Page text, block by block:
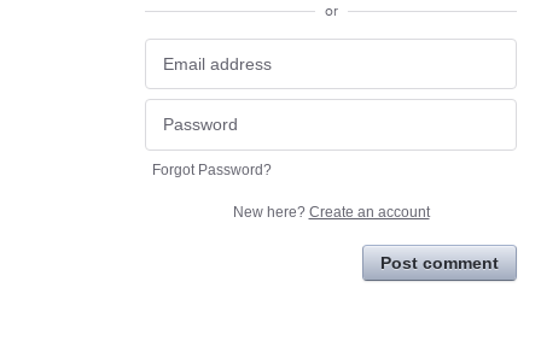
or
Forgot Password?
New here? Create an account
Post comment